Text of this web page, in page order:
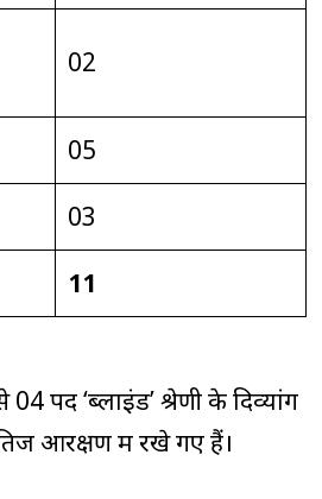
02
05
03
11
पद ‘ब्लाइंड’ श्रेणी के दिव्यांग
आरक्षण में रखे गए हैं।